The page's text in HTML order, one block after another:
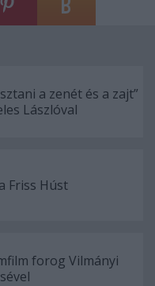
a zenét és a zajt”
Lászlóval
Friss Húst
forog Vilmányi